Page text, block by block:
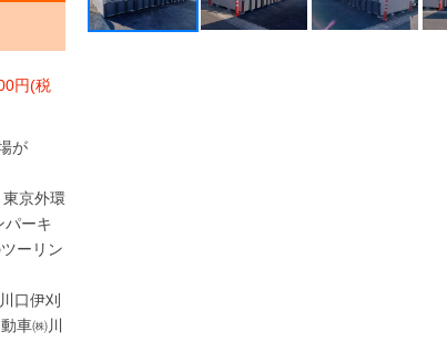
円(税
が
京外環
パーキ
ーリン
口伊刈
車㈱川